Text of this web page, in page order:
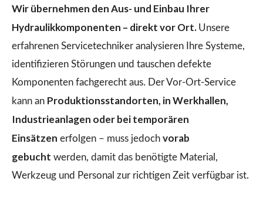
Wir übernehmen den Aus- und Einbau Ihrer
Hydraulikkomponenten – direkt vor Ort. Unsere
erfahrenen Servicetechniker analysieren Ihre Systeme,
identifizieren Störungen und tauschen defekte
Komponenten fachgerecht aus. Der Vor-Ort-Service
kann an Produktionsstandorten, in Werkhallen,
Industrieanlagen oder bei temporären
Einsätzen erfolgen – muss jedoch vorab
gebucht werden, damit das benötigte Material,
Werkzeug und Personal zur richtigen Zeit verfügbar ist.